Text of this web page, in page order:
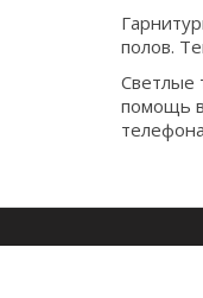
полов.
Светлые
помощь